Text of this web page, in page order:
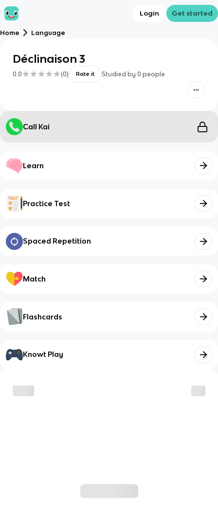
Login Get started
Home Language
Déclinaison 3
0.0 (0) Rate it Studied by 0 people
Call Kai
Learn
Practice Test
Spaced Repetition
Match
Flashcards
Knowt Play